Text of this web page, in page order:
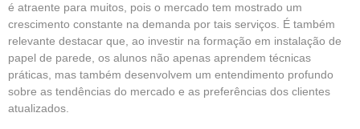
é atraente para muitos, pois o mercado tem mostrado um
crescimento constante na demanda por tais serviços. É também
relevante destacar que, ao investir na formação em instalação de
papel de parede, os alunos não apenas aprendem técnicas
práticas, mas também desenvolvem um entendimento profundo
sobre as tendências do mercado e as preferências dos clientes
atualizados.